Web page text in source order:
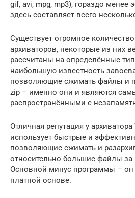
gif, avi, mpg, mp3), гораздо
здесь составляет всего
Существует огромное
архиваторов, некоторые из них
рассчитаны на определённые
наибольшую известность
позволяющие сжимать файлы и
zip – именно они и являются
распространёнными с
Отличная репутация у
использует быстрые и
позволяющие сжимать и
относительно большие файлы
Основной минус программы – он
платной основе.